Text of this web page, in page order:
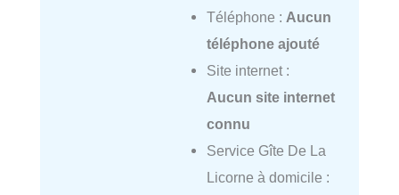
Téléphone : Aucun
téléphone ajouté
Site internet :
Aucun site internet
connu
Service Gîte De La
Licorne à domicile :